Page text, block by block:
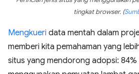
tingkat browser. (
Mengkueri data mentah dalam
memberi kita pemahaman yang
situs yang mendorong adopsi: 84%